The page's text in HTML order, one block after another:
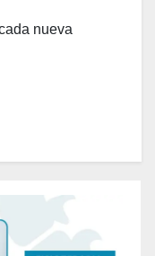
nueva